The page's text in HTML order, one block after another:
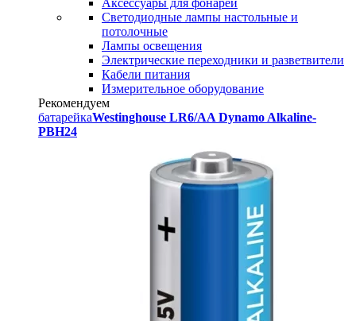
Аксессуары для фонарей
Светодиодные лампы настольные и
потолочные
Лампы освещения
Электрические переходники и разветвители
Кабели питания
Измерительное оборудование
Рекомендуем
батарейкаWestinghouse LR6/AA Dynamo Alkaline-
PBH24